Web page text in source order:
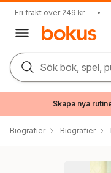
Fri frakt över 249 kr •
Sök bok, spel,
Skapa nya
Biografier Biografier